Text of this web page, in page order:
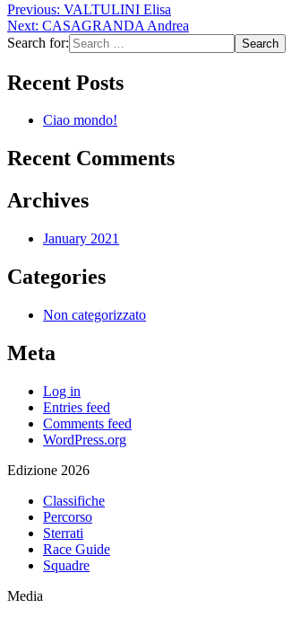
Previous: VALTULINI Elisa
Next: CASAGRANDA Andrea
Search for:
Recent Posts
Ciao mondo!
Recent Comments
Archives
January 2021
Categories
Non categorizzato
Meta
Log in
Entries feed
Comments feed
WordPress.org
Edizione 2026
Classifiche
Percorso
Sterrati
Race Guide
Squadre
Media